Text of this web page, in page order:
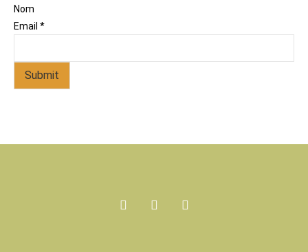
Nom
Email *
Submit